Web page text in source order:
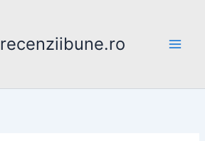
recenziibune.ro